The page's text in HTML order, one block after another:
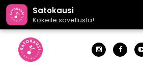
Satokausi
Kokeile sovellusta!